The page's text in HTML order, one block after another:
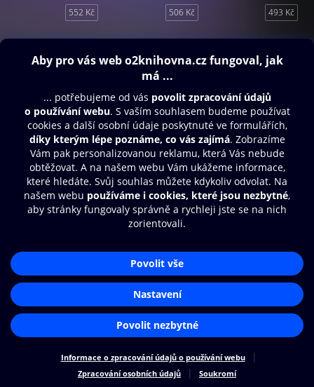
552 Kč 506 Kč 493 Kč
Obsah ke stažení
Další zábava
© O2 Czech Republic a.s.
Nákupní řád
Přístupnost
Cookies
Nastavení cookies
Aplikace O2 Knihovna
Čti a poslouchej své e-knihy a
audioknihy rychleji a pohodlněji.